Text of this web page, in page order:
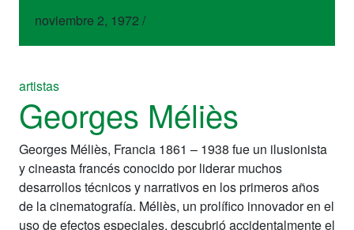
noviembre 2, 1972 /
artistas
Georges Méliès
Georges Méliès, Francia 1861 – 1938 fue un ilusionista
y cineasta francés conocido por liderar muchos
desarrollos técnicos y narrativos en los primeros años
de la cinematografía. Méliès, un prolífico innovador en el
uso de efectos especiales, descubrió accidentalmente el